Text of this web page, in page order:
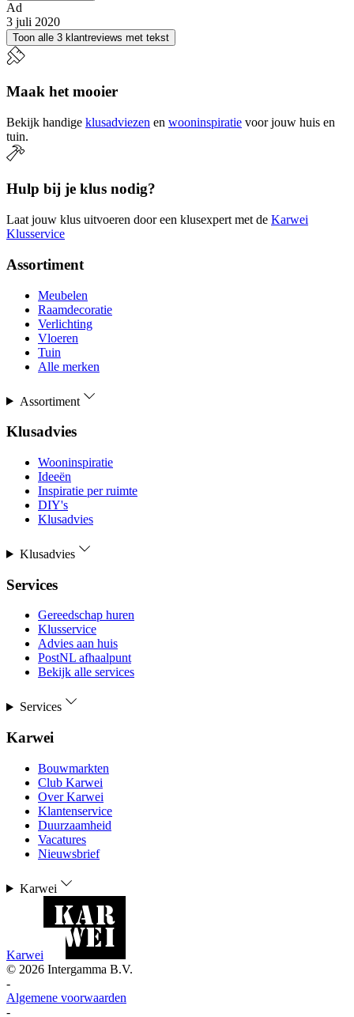
Ad
3 juli 2020
Toon alle 3 klantreviews met tekst
Maak het mooier
Bekijk handige klusadviezen en wooninspiratie voor jouw huis en
tuin.
Hulp bij je klus nodig?
Laat jouw klus uitvoeren door een klusexpert met de Karwei
Klusservice
Assortiment
Meubelen
Raamdecoratie
Verlichting
Vloeren
Tuin
Alle merken
Assortiment
Klusadvies
Wooninspiratie
Ideeën
Inspiratie per ruimte
DIY's
Klusadvies
Klusadvies
Services
Gereedschap huren
Klusservice
Advies aan huis
PostNL afhaalpunt
Bekijk alle services
Services
Karwei
Bouwmarkten
Club Karwei
Over Karwei
Klantenservice
Duurzaamheid
Vacatures
Nieuwsbrief
Karwei
Karwei
© 2026 Intergamma B.V.
-
Algemene voorwaarden
-